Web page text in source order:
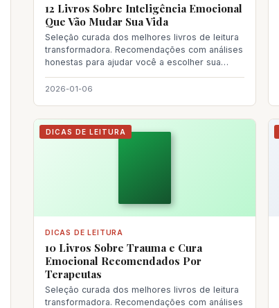
12 Livros Sobre Inteligência Emocional
Que Vão Mudar Sua Vida
Seleção curada dos melhores livros de leitura
transformadora. Recomendações com análises
honestas para ajudar você a escolher sua
2026-01-06
DICAS DE LEITURA
DICAS DE LEITURA
10 Livros Sobre Trauma e Cura
Emocional Recomendados Por
Terapeutas
Seleção curada dos melhores livros de leitura
transformadora. Recomendações com análises